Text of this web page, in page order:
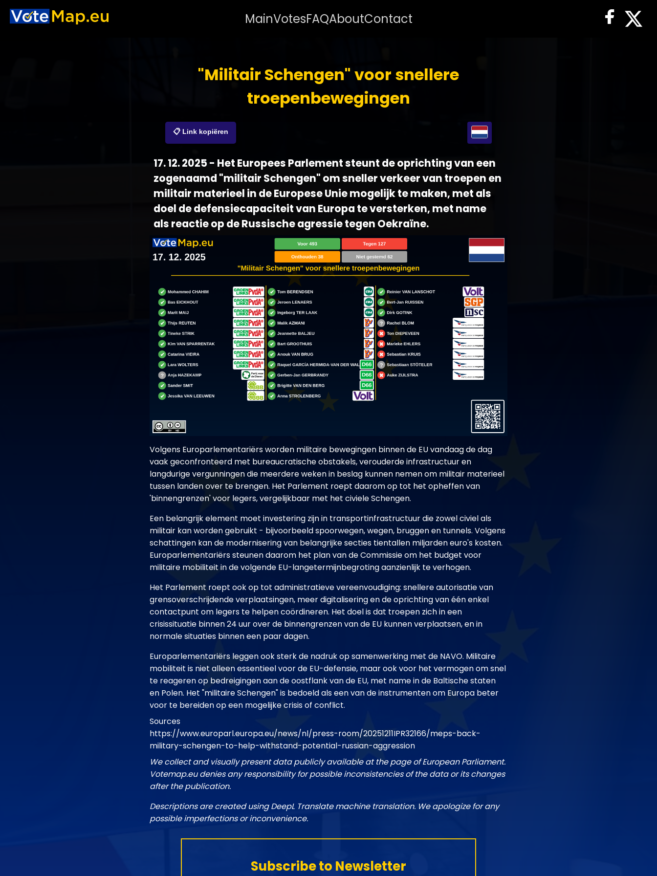
MainVotesFAQAboutContact
"Militair Schengen" voor snellere
troepenbewegingen
📋 Link kopiëren
17. 12. 2025 - Het Europees Parlement steunt de oprichting van een
zogenaamd "militair Schengen" om sneller verkeer van troepen en
militair materieel in de Europese Unie mogelijk te maken, met als
doel de defensiecapaciteit van Europa te versterken, met name
als reactie op de Russische agressie tegen Oekraïne.
Volgens Europarlementariërs worden militaire bewegingen binnen de EU vandaag de dag
vaak geconfronteerd met bureaucratische obstakels, verouderde infrastructuur en
langdurige vergunningen die meerdere weken in beslag kunnen nemen om militair materieel
tussen landen over te brengen. Het Parlement roept daarom op tot het opheffen van
'binnengrenzen' voor legers, vergelijkbaar met het civiele Schengen.
Een belangrijk element moet investering zijn in transportinfrastructuur die zowel civiel als
militair kan worden gebruikt - bijvoorbeeld spoorwegen, wegen, bruggen en tunnels. Volgens
schattingen kan de modernisering van belangrijke secties tientallen miljarden euro's kosten.
Europarlementariërs steunen daarom het plan van de Commissie om het budget voor
militaire mobiliteit in de volgende EU-langetermijnbegroting aanzienlijk te verhogen.
Het Parlement roept ook op tot administratieve vereenvoudiging: snellere autorisatie van
grensoverschrijdende verplaatsingen, meer digitalisering en de oprichting van één enkel
contactpunt om legers te helpen coördineren. Het doel is dat troepen zich in een
crisissituatie binnen 24 uur over de binnengrenzen van de EU kunnen verplaatsen, en in
normale situaties binnen een paar dagen.
Europarlementariërs leggen ook sterk de nadruk op samenwerking met de NAVO. Militaire
mobiliteit is niet alleen essentieel voor de EU-defensie, maar ook voor het vermogen om snel
te reageren op bedreigingen aan de oostflank van de EU, met name in de Baltische staten
en Polen. Het "militaire Schengen" is bedoeld als een van de instrumenten om Europa beter
voor te bereiden op een mogelijke crisis of conflict.
Sources
https://www.europarl.europa.eu/news/nl/press-room/20251211IPR32166/meps-back-
military-schengen-to-help-withstand-potential-russian-aggression
We collect and visually present data publicly available at the page of European Parliament.
Votemap.eu denies any responsibility for possible inconsistencies of the data or its changes
after the publication.
Descriptions are created using DeepL Translate machine translation. We apologize for any
possible imperfections or inconvenience.
Subscribe to Newsletter